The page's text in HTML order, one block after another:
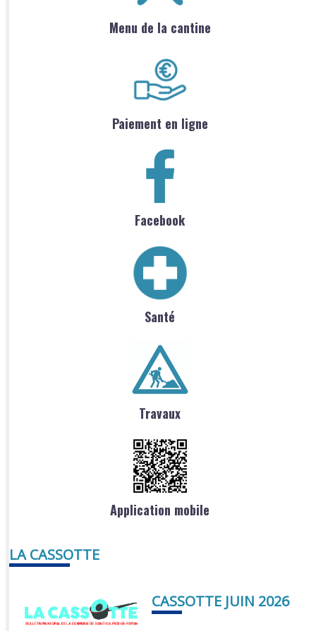
Menu de la cantine
Paiement en ligne
Facebook
Santé
Travaux
Application mobile
LA CASSOTTE
CASSOTTE JUIN 2026